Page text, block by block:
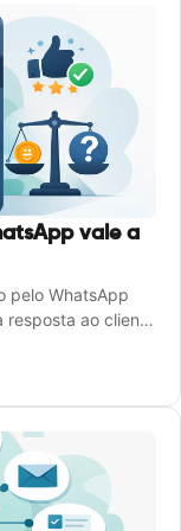
vale a
pelo WhatsApp
resposta ao cliente